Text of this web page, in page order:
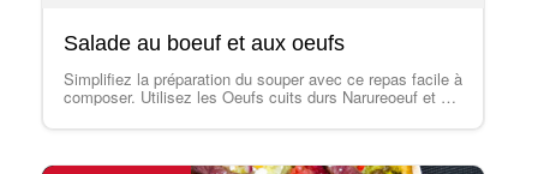
Salade au boeuf et aux oeufs
Simplifiez la préparation du souper avec ce repas facile à
composer. Utilisez les Oeufs cuits durs Narureoeuf et un
cuits durs Omega 3 Narureoeuf que vous trouvez à